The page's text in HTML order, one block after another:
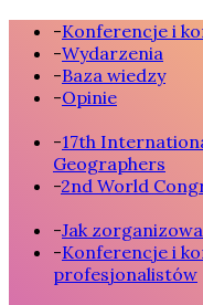
-Konferencje i
-Wydarzenia
-Baza wiedzy
-Opinie
-17th
Geographers
-2nd World
-Jak
-Konferencje i
profesjonalistów